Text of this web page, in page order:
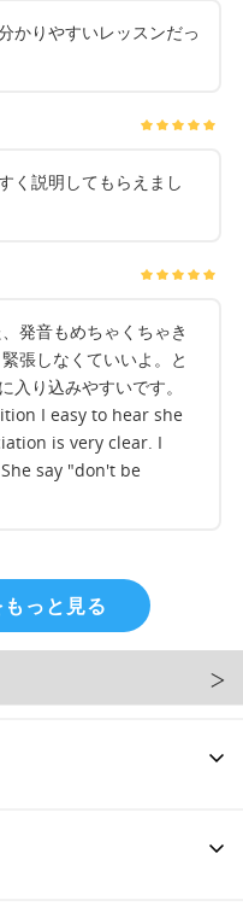
かりやすいレッスンだっ
く説明してもらえまし
発音もめちゃくちゃき
張しなくていいよ。と
入り込みやすいです。
I easy to hear she
is very clear. I
say "don't be
っと見る